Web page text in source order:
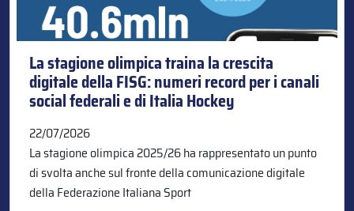
La stagione olimpica traina la crescita
digitale della FISG: numeri record per i canali
social federali e di Italia Hockey
22/07/2026
La stagione olimpica 2025/26 ha rappresentato un punto
di svolta anche sul fronte della comunicazione digitale
della Federazione Italiana Sport